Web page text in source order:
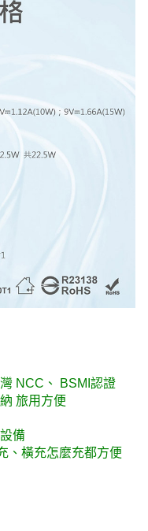
NCC、 BSMI認證
旅用方便
備
、橫充怎麼充都方便